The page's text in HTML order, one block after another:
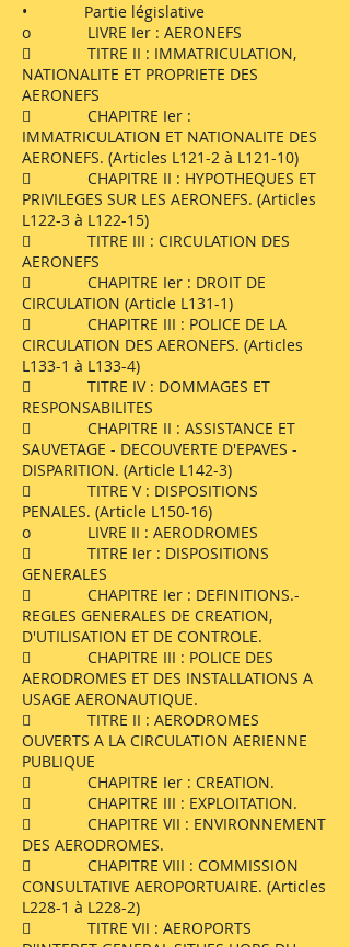
• Partie législative
o LIVRE Ier : AERONEFS
 TITRE II : IMMATRICULATION,
NATIONALITE ET PROPRIETE DES
AERONEFS
 CHAPITRE Ier :
IMMATRICULATION ET NATIONALITE DES
AERONEFS. (Articles L121-2 à L121-10)
 CHAPITRE II : HYPOTHEQUES ET
PRIVILEGES SUR LES AERONEFS. (Articles
L122-3 à L122-15)
 TITRE III : CIRCULATION DES
AERONEFS
 CHAPITRE Ier : DROIT DE
CIRCULATION (Article L131-1)
 CHAPITRE III : POLICE DE LA
CIRCULATION DES AERONEFS. (Articles
L133-1 à L133-4)
 TITRE IV : DOMMAGES ET
RESPONSABILITES
 CHAPITRE II : ASSISTANCE ET
SAUVETAGE - DECOUVERTE D'EPAVES -
DISPARITION. (Article L142-3)
 TITRE V : DISPOSITIONS
PENALES. (Article L150-16)
o LIVRE II : AERODROMES
 TITRE Ier : DISPOSITIONS
GENERALES
 CHAPITRE Ier : DEFINITIONS.-
REGLES GENERALES DE CREATION,
D'UTILISATION ET DE CONTROLE.
 CHAPITRE III : POLICE DES
AERODROMES ET DES INSTALLATIONS A
USAGE AERONAUTIQUE.
 TITRE II : AERODROMES
OUVERTS A LA CIRCULATION AERIENNE
PUBLIQUE
 CHAPITRE Ier : CREATION.
 CHAPITRE III : EXPLOITATION.
 CHAPITRE VII : ENVIRONNEMENT
DES AERODROMES.
 CHAPITRE VIII : COMMISSION
CONSULTATIVE AEROPORTUAIRE. (Articles
L228-1 à L228-2)
 TITRE VII : AEROPORTS